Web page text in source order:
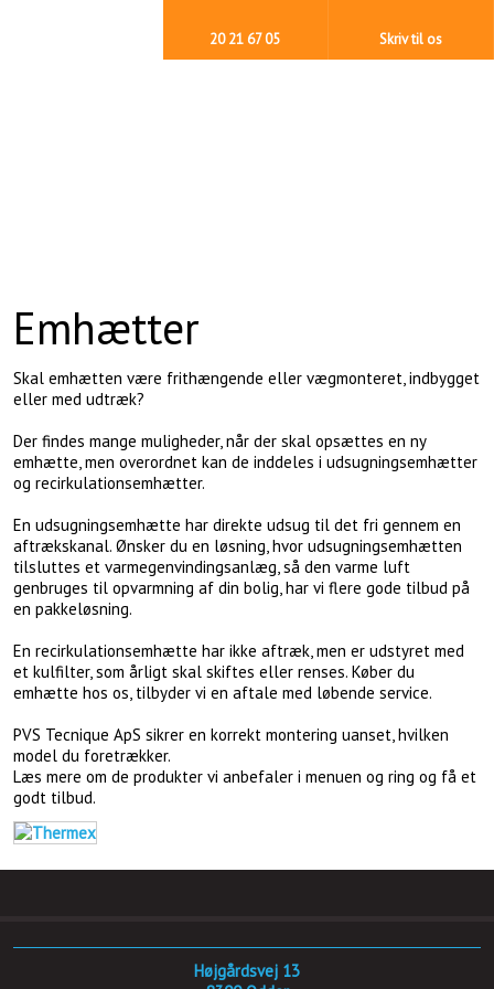
Emhætter
Skal emhætten være frithængende eller vægmonteret, indbygget
eller med udtræk?
Der findes mange muligheder, når der skal opsættes en ny
emhætte, men overordnet kan de inddeles i udsugningsemhætter
og recirkulationsemhætter.
En udsugningsemhætte har direkte udsug til det fri gennem en
aftrækskanal. Ønsker du en løsning, hvor udsugningsemhætten
tilsluttes et varmegenvindingsanlæg, så den varme luft
genbruges til opvarmning af din bolig, har vi flere gode tilbud på
en pakkeløsning.
En recirkulationsemhætte har ikke aftræk, men er udstyret med
et kulfilter, som årligt skal skiftes eller renses. Køber du
emhætte hos os, tilbyder vi en aftale med løbende service.
PVS Tecnique ApS sikrer en korrekt montering uanset, hvilken
model du foretrækker.
Læs mere om de produkter vi anbefaler i menuen og ring og få et
godt tilbud.
Højgårdsvej 13
20 21 67 05 Skriv til os